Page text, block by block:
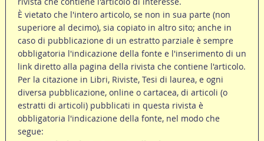
È vietato che l'intero articolo, se non in sua parte (non
superiore al decimo), sia copiato in altro sito; anche in
caso di pubblicazione di un estratto parziale è sempre
obbligatoria l'indicazione della fonte e l'inserimento di un
link diretto alla pagina della rivista che contiene l'articolo.
Per la citazione in Libri, Riviste, Tesi di laurea, e ogni
diversa pubblicazione, online o cartacea, di articoli (o
estratti di articoli) pubblicati in questa rivista è
obbligatoria l'indicazione della fonte, nel modo che
segue: